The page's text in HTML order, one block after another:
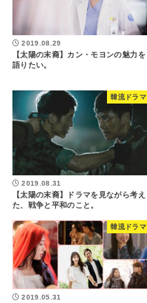
2019.08.29
【太陽の末裔】カン・モヨンの魅力を
語りたい。
韓流ドラマ
2019.08.31
【太陽の末裔】ドラマを見ながら考え
た、戦争と平和のこと。
韓流ドラマ
2019.05.31